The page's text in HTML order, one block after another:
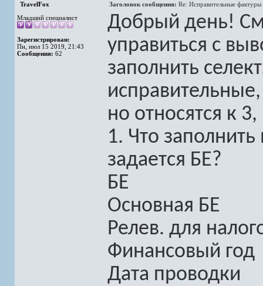
TravelFox Заголовок сообщения: Re: Исправительные
Младший специалист
Зарегистрирован:
Пн, июл 15 2019, 21:43
Сообщения: 62
Добрый день!
управиться с
заполнить
но относятся к
1. Что
задается БЕ?
БЕ
Основная БЕ
Релев. для
Финансовый год
Дата проводки